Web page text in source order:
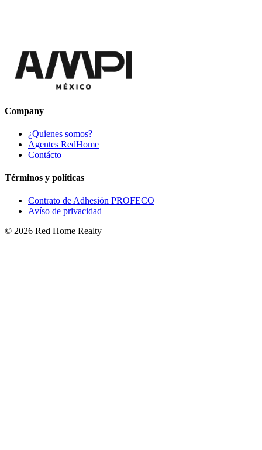
Company
¿Quienes somos?
Agentes RedHome
Contácto
Términos y políticas
Contrato de Adhesión PROFECO
Avíso de privacidad
© 2026 Red Home Realty